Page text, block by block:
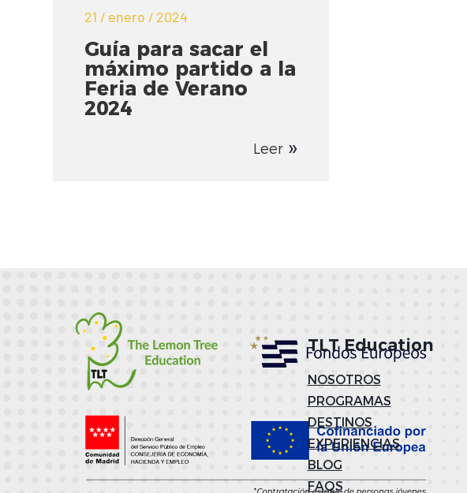
21 / enero / 2024
Guía para sacar el
máximo partido a la
Feria de Verano
2024
Leer
TLT Education
NOSOTROS
PROGRAMAS
DESTINOS
EXPERIENCIAS
BLOG
FAQS